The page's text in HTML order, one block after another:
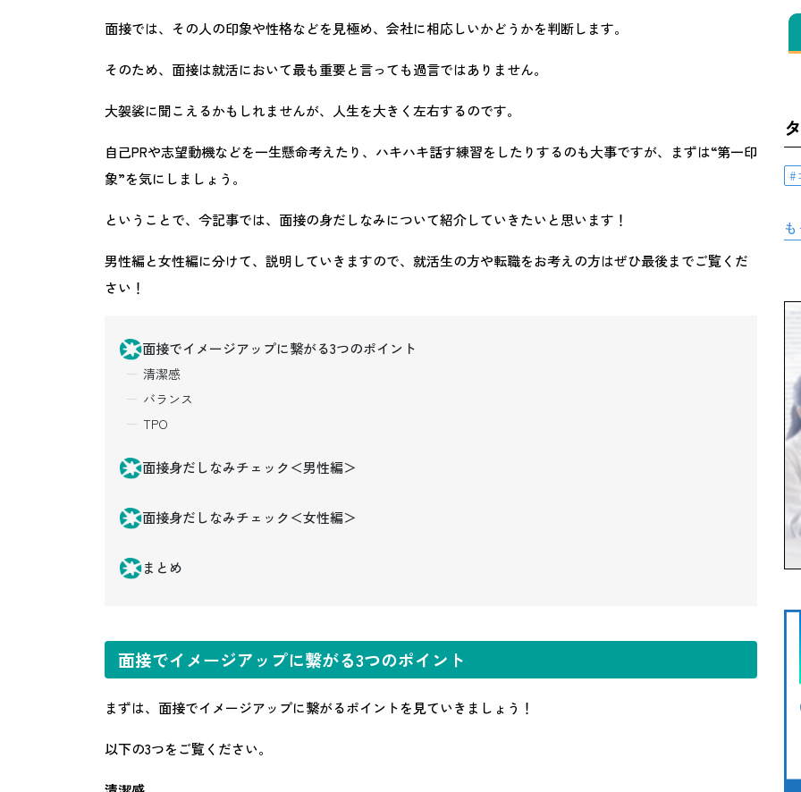
面接では、その人の印象や性格などを見極め、会社に相応しいかどうかを判断します。
そのため、面接は就活において最も重要と言っても過言ではありません。
大袈裟に聞こえるかもしれませんが、人生を大きく左右するのです。
自己PRや志望動機などを一生懸命考えたり、ハキハキ話す練習をしたりするのも大事ですが、まずは“第一印
象”を気にしましょう。
ということで、今記事では、面接の身だしなみについて紹介していきたいと思います！
男性編と女性編に分けて、説明していきますので、就活生の方や転職をお考えの方はぜひ最後までご覧くだ
さい！
面接でイメージアップに繋がる3つのポイント
清潔感
バランス
TPO
面接身だしなみチェック＜男性編＞
面接身だしなみチェック＜女性編＞
まとめ
面接でイメージアップに繋がる3つのポイント
まずは、面接でイメージアップに繋がるポイントを見ていきましょう！
以下の3つをご覧ください。